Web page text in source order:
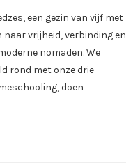
een gezin van vijf met
naar vrijheid, verbinding en
nomaden. We
rond met onze drie
doen